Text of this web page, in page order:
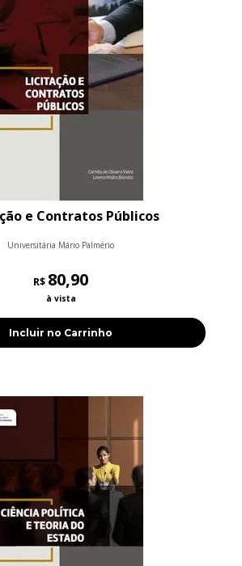
e Contratos Públicos
Universitária Mário Palmério
R$ 80,90
à vista
Incluir no Carrinho